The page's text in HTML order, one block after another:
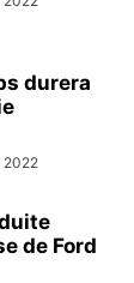
durera
2022
de Ford